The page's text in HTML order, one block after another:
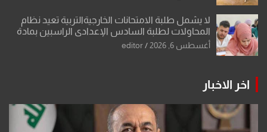
لا يشمل طلبة الامتحانات الخارجيةالتربية تعيد نظام
المحاولات لطلبة السادس الإعدادي الراسبين بمادة
أو مادتين
أغسطس 6, 2026 editor
اخر الاخبار